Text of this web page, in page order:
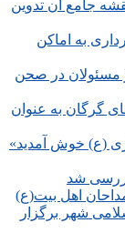
جامع آن تدوین
شهرداری به اماکن
مسئولان در صحن
گرگان به عنوان
(ع) خوش آمدید»
شد
اهل بیت(ع)
شهر برگزار